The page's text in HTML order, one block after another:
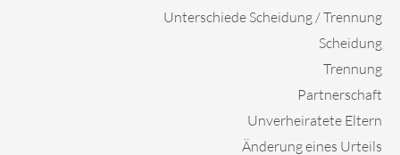
Unterschiede Scheidung / Trennung
Scheidung
Trennung
Partnerschaft
Unverheiratete Eltern
Änderung eines Urteils